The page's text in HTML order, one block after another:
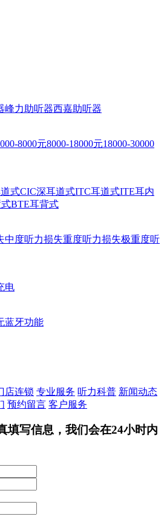
峰力助听器西嘉助听器
8000元8000-18000元18000-30000
式CIC深耳道式ITC耳道式ITE耳内
BTE耳背式
中度听力损失重度听力损失极重度听
电
蓝牙功能
店连锁 专业服务 听力科普 新闻动态
预约留言 客户服务
填写信息，我们会在24小时内